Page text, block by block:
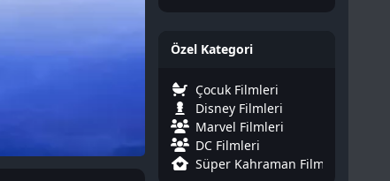
Özel Kategori
Çocuk Filmleri
Disney Filmleri
Marvel Filmleri
DC Filmleri
Süper Kahraman Filmleri